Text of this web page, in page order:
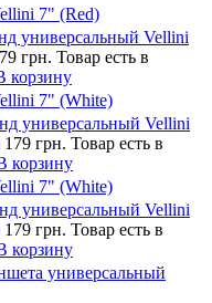
7" (Red)
универсальный Vellini
грн. Товар есть в
корзину
7" (White)
универсальный Vellini
179 грн. Товар есть в
корзину
7" (White)
универсальный Vellini
179 грн. Товар есть в
корзину
универсальный